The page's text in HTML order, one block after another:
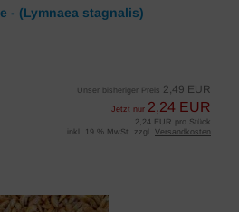
- (Lymnaea stagnalis)
Unser bisheriger Preis 2,49 EUR
Jetzt nur 2,24 EUR
2,24 EUR pro Stück
inkl. 19 % MwSt. zzgl. Versandkosten